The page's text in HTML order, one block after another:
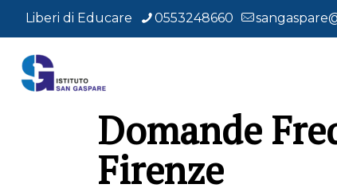
Liberi di Educare 0553248660
Domande
Firenze